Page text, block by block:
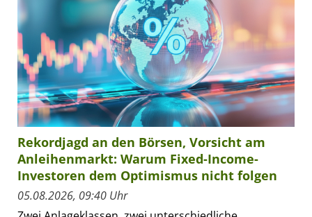
Rekordjagd an den Börsen, Vorsicht am
Anleihenmarkt: Warum Fixed-Income-
Investoren dem Optimismus nicht folgen
05.08.2026, 09:40 Uhr